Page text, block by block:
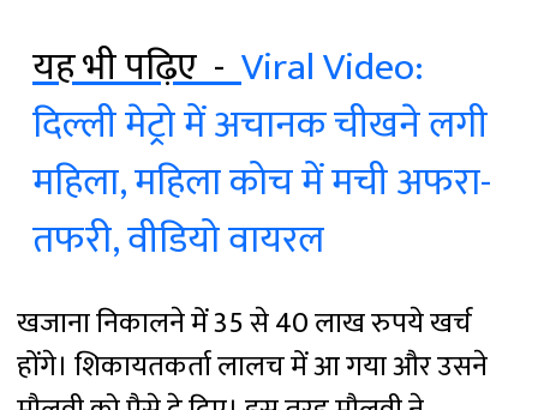
यह भी पढ़िए -Viral Video:
दिल्ली मेट्रो में अचानक चीखने लगी
महिला, महिला कोच में मची अफरा-
तफरी, वीडियो वायरल
खजाना निकालने में 35 से 40 लाख रुपये खर्च
होंगे। शिकायतकर्ता लालच में आ गया और उसने